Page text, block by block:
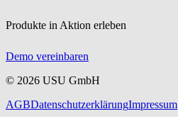
Produkte in Aktion erleben
Demo vereinbaren
© 2026 USU GmbH
AGBDatenschutzerklärungImpressum